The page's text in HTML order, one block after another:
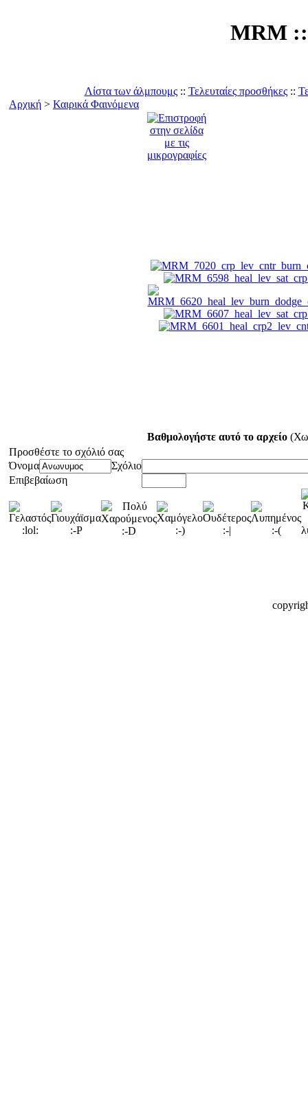
MRM
Λίστα των άλμπουμς:: Τελευταίες προσθήκες::
Αρχική > Καιρικά Φαινόμενα
Βαθμολογήστε αυτό το αρχείο
Προσθέστε το σχόλιό σας
Όνομα
Σχόλιο
Επιβεβαίωση